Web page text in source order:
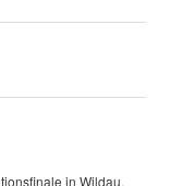
in Wildau.